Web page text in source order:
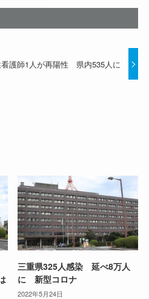
護師1人が再陽性 県内535人に
三重県325人感染 延べ8万人
に 新型コロナ
2022年5月24日